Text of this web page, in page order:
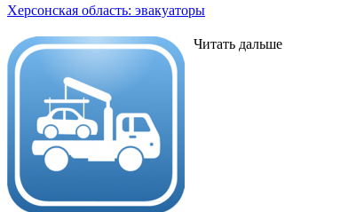
Херсонская область: эвакуаторы
Читать дальше